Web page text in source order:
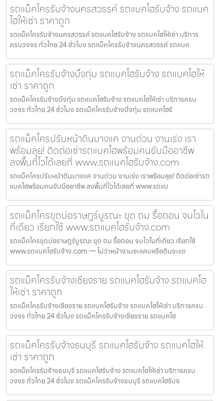
รถแม็คโครรับจ้างนครสวรรค์ รถแบคโฮรับจ้าง รถแบค
โฮให้เช่า ราคาถูก
รถแม็คโครรับจ้างนครสวรรค์ รถแบคโฮรับจ้าง รถแบคโฮให้เช่า บริการ
ครบวงจร ทั่วไทย 24 ชั่วโมง รถแม็คโครรับจ้างนครสวรรค์ รถแบค
รถแม็คโครรับจ้างบึงกุ่ม รถแบคโฮรับจ้าง รถแบคโฮให้
เช่า ราคาถูก
รถแม็คโครรับจ้างบึงกุ่ม รถแบคโฮรับจ้าง รถแบคโฮให้เช่า บริการครบ
วงจร ทั่วไทย 24 ชั่วโมง รถแม็คโครรับจ้างบึงกุ่ม รถแบคโฮรั
รถแม็คโครปรับหน้าดินบางแค งานด่วน งานเร่ง เรา
พร้อมลุย! ติดต่อเช่ารถแบคโฮพร้อมคนขับมืออาชีพ
ลงพื้นที่ไวได้เลยที่ www.รถแบคโฮรับจ้าง.com
รถแม็คโครปรับหน้าดินบางแค งานด่วน งานเร่ง เราพร้อมลุย! ติดต่อเช่ารถ
แบคโฮพร้อมคนขับมืออาชีพ ลงพื้นที่ไวได้เลยที่ www.รถแบ
รถแม็คโครขุดบ่อราษฎร์บูรณะ ขุด ถม รื้อถอน จบไวใน
ที่เดียว เรียกใช้ www.รถแบคโฮรับจ้าง.com
รถแม็คโครขุดบ่อราษฎร์บูรณะ ขุด ถม รื้อถอน จบไวในที่เดียว เรียกใช้
www.รถแบคโฮรับจ้าง.com — ไม่ว่าหน้างานจะแคบหรือดินจะแข
รถแม็คโครรับจ้างเชียงราย รถแบคโฮรับจ้าง รถแบคโฮ
ให้เช่า ราคาถูก
รถแม็คโครรับจ้างเชียงราย รถแบคโฮรับจ้าง รถแบคโฮให้เช่า บริการครบ
วงจร ทั่วไทย 24 ชั่วโมง รถแม็คโครรับจ้างเชียงราย รถแบคโฮ
รถแม็คโครรับจ้างธนบุรี รถแบคโฮรับจ้าง รถแบคโฮให้
เช่า ราคาถูก
รถแม็คโครรับจ้างธนบุรี รถแบคโฮรับจ้าง รถแบคโฮให้เช่า บริการครบ
วงจร ทั่วไทย 24 ชั่วโมง รถแม็คโครรับจ้างธนบุรี รถแบคโฮรับจ